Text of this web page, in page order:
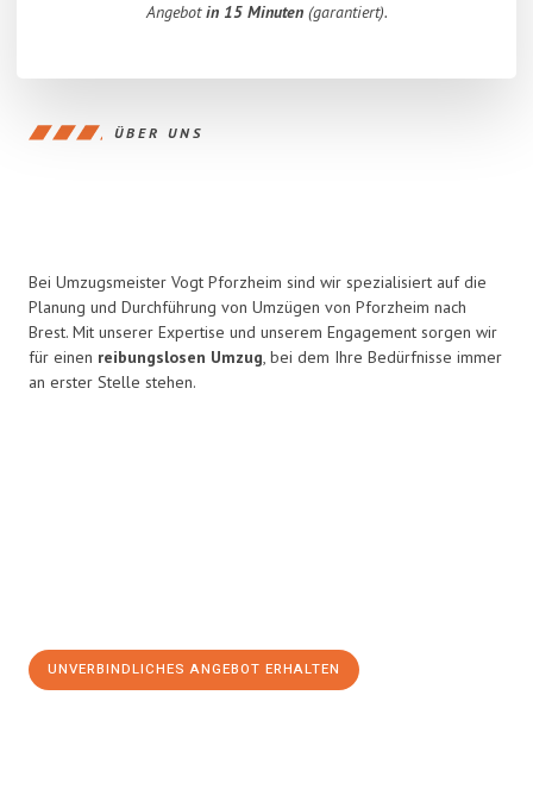
Angebotin 15 Minuten(garantiert).
ÜBER UNS
Bei Umzugsmeister Vogt Pforzheim sind wir spezialisiert auf die
Planung und Durchführung von Umzügen von Pforzheim nach
Brest. Mit unserer Expertise und unserem Engagement sorgen wir
für einen reibungslosen Umzug, bei dem Ihre Bedürfnisse immer
an erster Stelle stehen.
UNVERBINDLICHES ANGEBOT ERHALTEN